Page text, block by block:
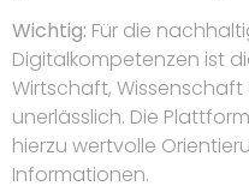
Wichtig: Für die
Digitalkompetenzen ist
Wirtschaft,
unerlässlich. Die
hierzu wertvolle
Informationen.